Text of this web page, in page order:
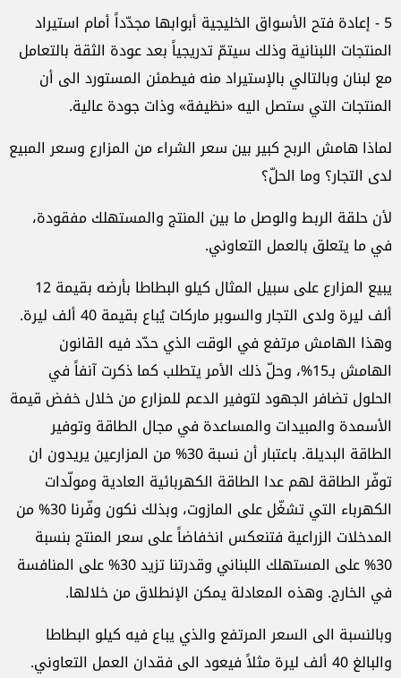
5 - إعادة فتح الأسواق الخليجية أبوابها مجدّداً أمام استيراد
المنتجات اللبنانية وذلك سيتمّ تدريجياً بعد عودة الثقة بالتعامل
مع لبنان وبالتالي بالإستيراد منه فيطمئن المستورد الى أن
المنتجات التي ستصل اليه «نظيفة» وذات جودة عالية.
لماذا هامش الربح كبير بين سعر الشراء من المزارع وسعر المبيع
لدى التجار؟ وما الحلّ؟
لأن حلقة الربط والوصل ما بين المنتج والمستهلك مفقودة،
في ما يتعلق بالعمل التعاوني.
يبيع المزارع على سبيل المثال كيلو البطاطا بأرضه بقيمة 12
ألف ليرة ولدى التجار والسوبر ماركات يُباع بقيمة 40 ألف ليرة.
وهذا الهامش مرتفع في الوقت الذي حدّد فيه القانون
الهامش بـ15%، وحلّ ذلك الأمر يتطلب كما ذكرت آنفاً في
الحلول تضافر الجهود لتوفير الدعم للمزارع من خلال خفض قيمة
الأسمدة والمبيدات والمساعدة في مجال الطاقة وتوفير
الطاقة البديلة. باعتبار أن نسبة 30% من المزارعين يريدون ان
توفّر الطاقة لهم عدا الطاقة الكهربائية العادية ومولّدات
الكهرباء التي تشغّل على المازوت، وبذلك نكون وفّرنا 30% من
المدخلات الزراعية فتنعكس انخفاضاً على سعر المنتج بنسبة
30% على المستهلك اللبناني وقدرتنا تزيد 30% على المنافسة
في الخارج. وهذه المعادلة يمكن الإنطلاق من خلالها.
وبالنسبة الى السعر المرتفع والذي يباع فيه كيلو البطاطا
والبالغ 40 ألف ليرة مثلاً فيعود الى فقدان العمل التعاوني.